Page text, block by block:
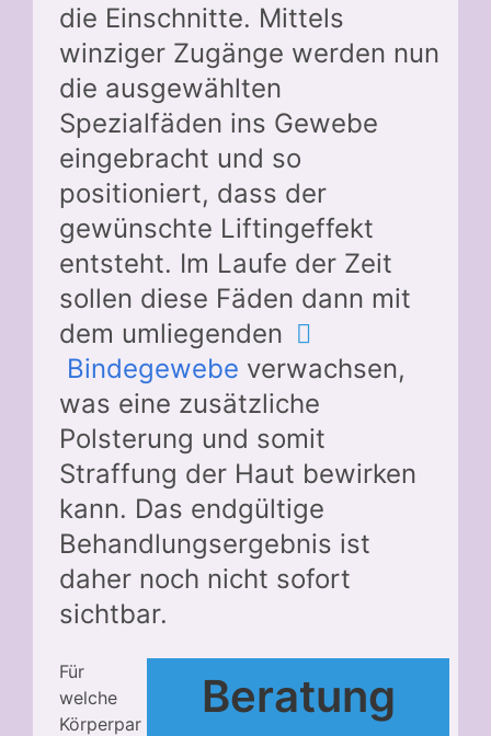
die Einschnitte. Mittels
winziger Zugänge werden nun
die ausgewählten
Spezialfäden ins Gewebe
eingebracht und so
positioniert, dass der
gewünschte Liftingeffekt
entsteht. Im Laufe der Zeit
sollen diese Fäden dann mit
dem umliegenden
Bindegewebe verwachsen,
was eine zusätzliche
Polsterung und somit
Straffung der Haut bewirken
kann. Das endgültige
Behandlungsergebnis ist
daher noch nicht sofort
sichtbar.
Beratung
Für
welche
Körperpar